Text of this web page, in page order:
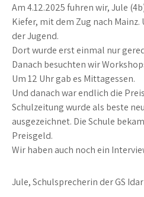
Am 4.12.2025 fuhren wir, Jule
Kiefer, mit dem Zug nach Mainz.
der Jugend.
Dort wurde erst einmal nur
Danach besuchten wir
Um 12 Uhr gab es Mittagessen.
Und danach war endlich die
Schulzeitung wurde als beste
ausgezeichnet. Die Schule
Preisgeld.
Wir haben auch noch ein
Jule, Schulsprecherin der GS